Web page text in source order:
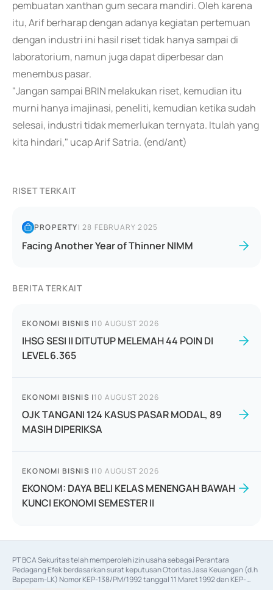
pembuatan xanthan gum secara mandiri. Oleh karena
itu, Arif berharap dengan adanya kegiatan pertemuan
dengan industri ini hasil riset tidak hanya sampai di
laboratorium, namun juga dapat diperbesar dan
menembus pasar.
"Jangan sampai BRIN melakukan riset, kemudian itu
murni hanya imajinasi, peneliti, kemudian ketika sudah
selesai, industri tidak memerlukan ternyata. Itulah yang
kita hindari," ucap Arif Satria. (end/ant)
RISET TERKAIT
PROPERTY|28 FEBRUARY 2025
Facing Another Year of Thinner NIMM
BERITA TERKAIT
EKONOMI BISNIS |10 AUGUST 2026
IHSG SESI II DITUTUP MELEMAH 44 POIN DI
LEVEL 6.365
EKONOMI BISNIS |10 AUGUST 2026
OJK TANGANI 124 KASUS PASAR MODAL, 89
MASIH DIPERIKSA
EKONOMI BISNIS |10 AUGUST 2026
EKONOM: DAYA BELI KELAS MENENGAH BAWAH
KUNCI EKONOMI SEMESTER II
PT BCA Sekuritas telah memperoleh izin usaha sebagai Perantara
Pedagang Efek berdasarkan surat keputusan Otoritas Jasa Keuangan (d.h
Bapepam-LK) Nomor KEP-138/PM/1992 tanggal 11 Maret 1992 dan KEP-